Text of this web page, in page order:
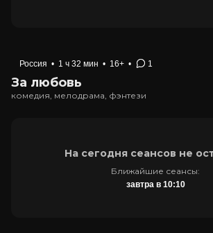
Россия • 1 ч 32 мин • 16+ • 1
За любовь
комедия, мелодрама, фэнтези
На сегодня сеансов не
Ближайшие сеансы:
завтра в 10:10